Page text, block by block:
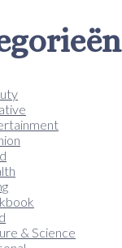
& Science